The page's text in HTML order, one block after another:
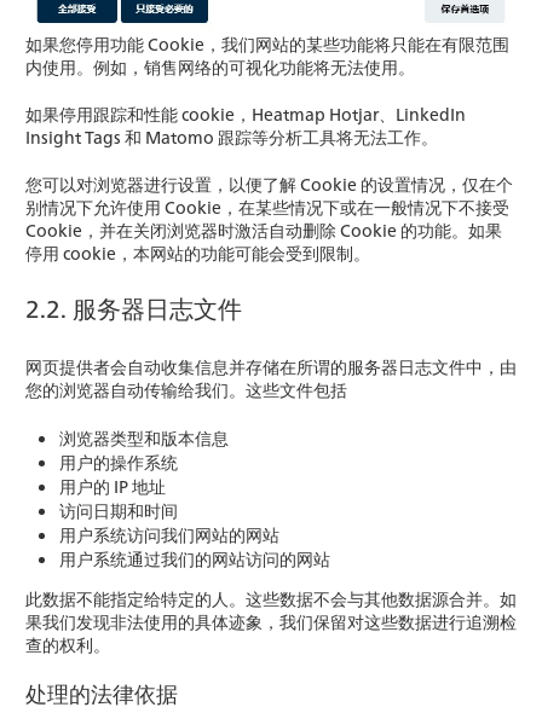
如果您停用功能 Cookie，我们网站的某些功能将只能在有限范围
内使用。例如，销售网络的可视化功能将无法使用。
如果停用跟踪和性能 cookie，Heatmap Hotjar、LinkedIn
Insight Tags 和 Matomo 跟踪等分析工具将无法工作。
您可以对浏览器进行设置，以便了解 Cookie 的设置情况，仅在个
别情况下允许使用 Cookie，在某些情况下或在一般情况下不接受
Cookie，并在关闭浏览器时激活自动删除 Cookie 的功能。如果
停用 cookie，本网站的功能可能会受到限制。
2.2. 服务器日志文件
网页提供者会自动收集信息并存储在所谓的服务器日志文件中，由
您的浏览器自动传输给我们。这些文件包括
浏览器类型和版本信息
用户的操作系统
用户的 IP 地址
访问日期和时间
用户系统访问我们网站的网站
用户系统通过我们的网站访问的网站
此数据不能指定给特定的人。这些数据不会与其他数据源合并。如
果我们发现非法使用的具体迹象，我们保留对这些数据进行追溯检
查的权利。
处理的法律依据